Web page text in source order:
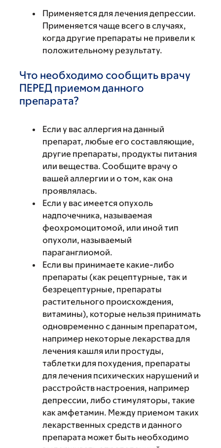
Применяется для лечения депрессии.
Применяется чаще всего в случаях,
когда другие препараты не привели к
положительному результату.
Что необходимо сообщить врачу
ПЕРЕД приемом данного
препарата?
Если у вас аллергия на данный
препарат, любые его составляющие,
другие препараты, продукты питания
или вещества. Сообщите врачу о
вашей аллергии и о том, как она
проявлялась.
Если у вас имеется опухоль
надпочечника, называемая
феохромоцитомой, или иной тип
опухоли, называемый
параганглиомой.
Если вы принимаете какие-либо
препараты (как рецептурные, так и
безрецептурные, препараты
растительного происхождения,
витамины), которые нельзя принимать
одновременно с данным препаратом,
например некоторые лекарства для
лечения кашля или простуды,
таблетки для похудения, препараты
для лечения психических нарушений и
расстройств настроения, например
депрессии, либо стимуляторы, такие
как амфетамин. Между приемом таких
лекарственных средств и данного
препарата может быть необходимо